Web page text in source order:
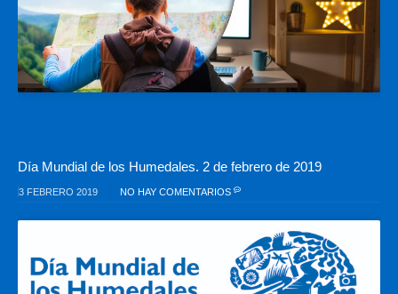
Día Mundial de los Humedales. 2 de febrero de 2019
3 FEBRERO 2019 NO HAY COMENTARIOS